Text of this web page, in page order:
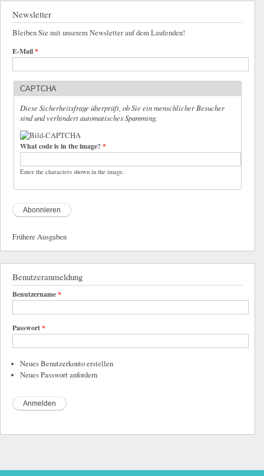
Newsletter
Bleiben Sie mit unserem Newsletter auf dem Laufenden!
E-Mail*
CAPTCHA
Diese Sicherheitsfrage überprüft, ob Sie ein menschlicher Besucher
sind und verhindert automatisches Spamming.
What code is in the image?*
Enter the characters shown in the image.
Frühere Ausgaben
Benutzeranmeldung
Benutzername*
Passwort*
Neues Benutzerkonto erstellen
Neues Passwort anfordern